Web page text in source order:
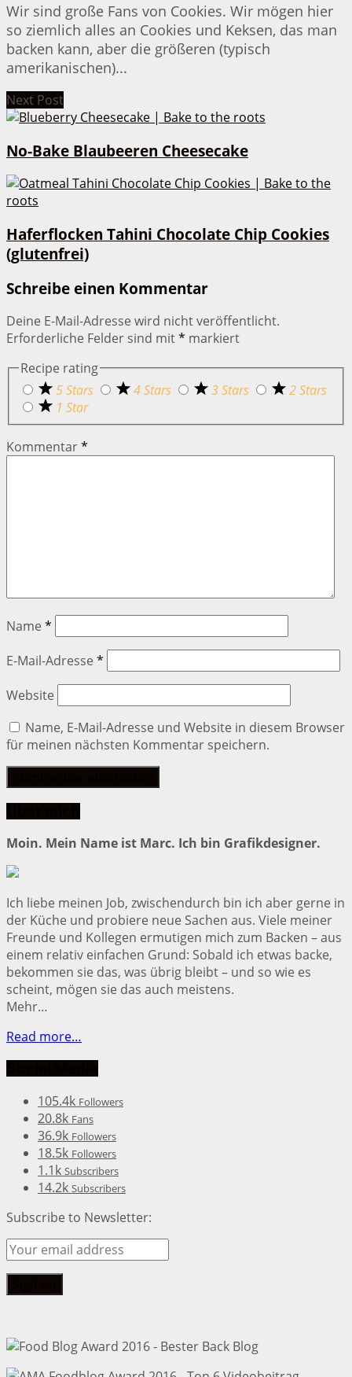
Wir sind große Fans von Cookies. Wir mögen hier
so ziemlich alles an Cookies und Keksen, das man
backen kann, aber die größeren (typisch
amerikanischen)...
Next Post
No-Bake Blaubeeren Cheesecake
Haferflocken Tahini Chocolate Chip Cookies
(glutenfrei)
Schreibe einen Kommentar
Deine E-Mail-Adresse wird nicht veröffentlicht.
Erforderliche Felder sind mit* markiert
Recipe rating
5 Stars
4 Stars 3 Stars
2 Stars
1 Star
Kommentar*
Name *
E-Mail-Adresse *
Website
Name, E-Mail-Adresse und Website in diesem Browser
für meinen nächsten Kommentar speichern.
Moin. Mein Name ist Marc. Ich bin Grafikdesigner.
Ich liebe meinen Job, zwischendurch bin ich aber gerne in
der Küche und probiere neue Sachen aus. Viele meiner
Freunde und Kollegen ermutigen mich zum Backen – aus
einem relativ einfachen Grund: Sobald ich etwas backe,
bekommen sie das, was übrig bleibt – und so wie es
scheint, mögen sie das auch meistens.
Mehr…
Read more…
105.4k Followers
20.8k Fans
36.9k Followers
18.5k Followers
1.1k Subscribers
14.2k Subscribers
Subscribe to Newsletter: